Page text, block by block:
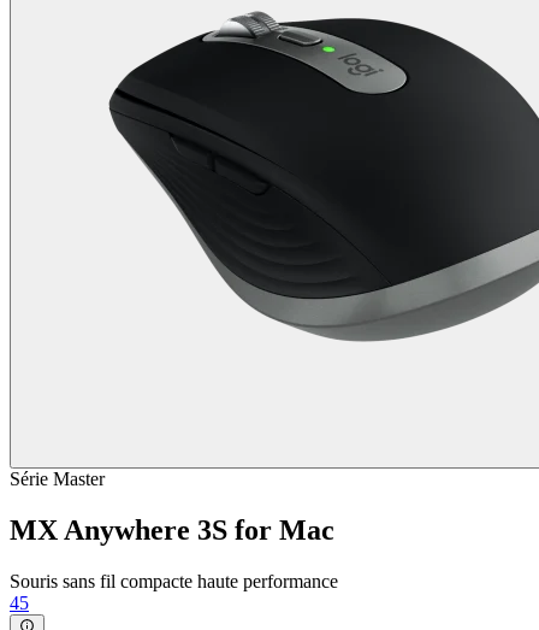
Série Master
MX Anywhere 3S for Mac
Souris sans fil compacte haute performance
45